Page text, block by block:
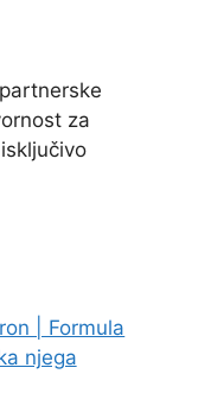
za
| Formula
njega